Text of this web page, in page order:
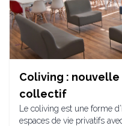
Coliving :
collectif
Le coliving est une forme
espaces de vie privatifs